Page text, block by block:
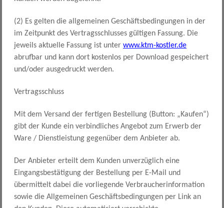
(2) Es gelten die allgemeinen Geschäftsbedingungen in der
im Zeitpunkt des Vertragsschlusses gültigen Fassung. Die
jeweils aktuelle Fassung ist unter www.ktm-kostler.de
abrufbar und kann dort kostenlos per Download gespeichert
und/oder ausgedruckt werden.
Vertragsschluss
Mit dem Versand der fertigen Bestellung (Button: „Kaufen“)
gibt der Kunde ein verbindliches Angebot zum Erwerb der
Ware / Dienstleistung gegenüber dem Anbieter ab.
Der Anbieter erteilt dem Kunden unverzüglich eine
Eingangsbestätigung der Bestellung per E-Mail und
übermittelt dabei die vorliegende Verbraucherinformation
sowie die Allgemeinen Geschäftsbedingungen per Link an